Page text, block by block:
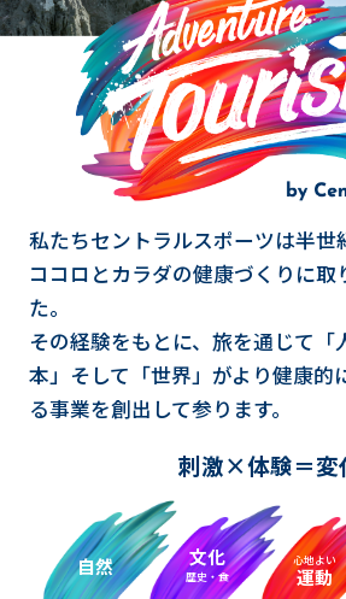
私たちセントラルスポーツは半世
ココロとカラダの健康づくりに取
た。
その経験をもとに、旅を通じて「
本」そして「世界」がより健康的
る事業を創出して参ります。
刺激×体験＝変
自然 文化
歴史・食
心地よい
運動